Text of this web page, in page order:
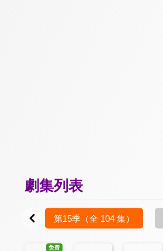
劇集列表
第15季 （全 104 集）